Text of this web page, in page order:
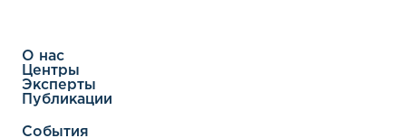
О нас
Центры
Эксперты
Публикации
События